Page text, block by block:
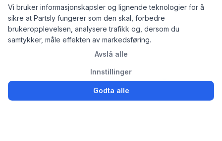
Vi bruker informasjonskapsler og lignende teknologier for å
sikre at Partsly fungerer som den skal, forbedre
brukeropplevelsen, analysere trafikk og, dersom du
samtykker, måle effekten av markedsføring.
Avslå alle
Innstillinger
Godta alle